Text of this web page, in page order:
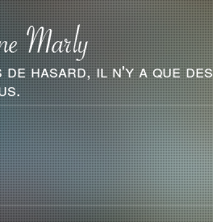
de hasard, il n'y a que des